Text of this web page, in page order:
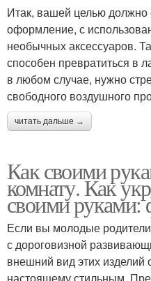
Итак, вашей целью должно
оформление, с
необычных аксессуаров.
способен превратиться в
в любом случае, нужно
свободного воздушного
читать дальше →
Как своими
комнату. Как
своими руками:
Если вы молодые
с дороговизной
внешний вид этих изделий